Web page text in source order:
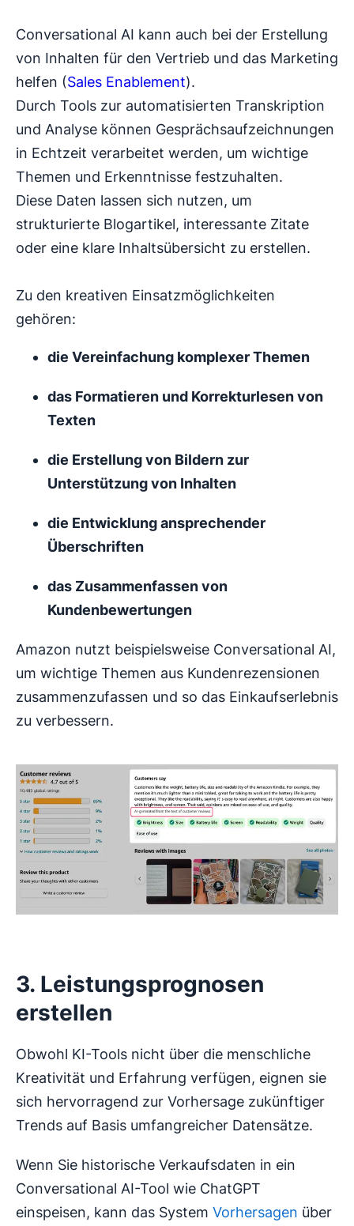
Conversational AI kann auch bei der Erstellung
von Inhalten für den Vertrieb und das Marketing
helfen (Sales Enablement).
Durch Tools zur automatisierten Transkription
und Analyse können Gesprächsaufzeichnungen
in Echtzeit verarbeitet werden, um wichtige
Themen und Erkenntnisse festzuhalten.
Diese Daten lassen sich nutzen, um
strukturierte Blogartikel, interessante Zitate
oder eine klare Inhaltsübersicht zu erstellen.
Zu den kreativen Einsatzmöglichkeiten
gehören:
die Vereinfachung komplexer Themen
das Formatieren und Korrekturlesen von
Texten
die Erstellung von Bildern zur
Unterstützung von Inhalten
die Entwicklung ansprechender
Überschriften
das Zusammenfassen von
Kundenbewertungen
Amazon nutzt beispielsweise Conversational AI,
um wichtige Themen aus Kundenrezensionen
zusammenzufassen und so das Einkaufserlebnis
zu verbessern.
3. Leistungsprognosen
erstellen
Obwohl KI-Tools nicht über die menschliche
Kreativität und Erfahrung verfügen, eignen sie
sich hervorragend zur Vorhersage zukünftiger
Trends auf Basis umfangreicher Datensätze.
Wenn Sie historische Verkaufsdaten in ein
Conversational AI-Tool wie ChatGPT
einspeisen, kann das System Vorhersagen über